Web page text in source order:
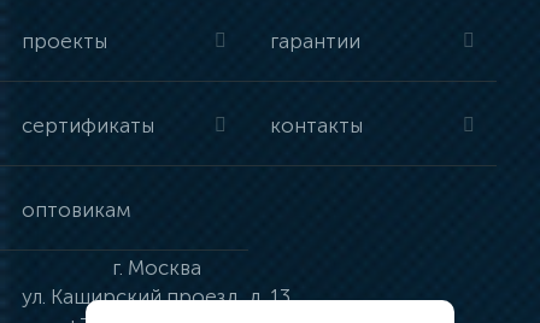
проекты гарантии
сертификаты контакты
оптовикам
г. Москва
ул. Каширский проезд, д. 13